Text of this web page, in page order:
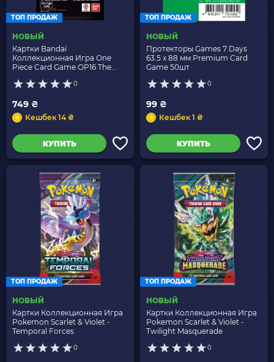
ТОП ПРОДАЖ
НОВЫЙ
Картки Bandai
Коллекционная Игра One
Piece Card Game OP16 The
0
749 ₴
Кешбек 14 ₴
КУПИТЬ
ТОП ПРОДАЖ
НОВЫЙ
Протекторы Games 7 Days
63.5 x 88 мм Premium Card
Game 50шт
0
99 ₴
Кешбек 1 ₴
КУПИТЬ
ТОП ПРОДАЖ
НОВЫЙ
Картки Коллекционная Игра
Pokemon Scarlet & Violet -
Temporal Forces
0
ТОП ПРОДАЖ
НОВЫЙ
Картки Коллекционная Игра
Pokemon Scarlet & Violet -
Twilight Masquerade
0